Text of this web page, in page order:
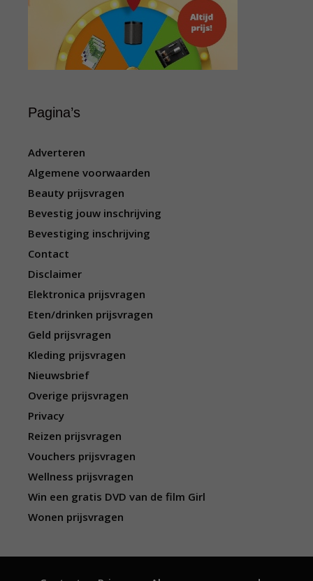
Pagina’s
Adverteren
Algemene voorwaarden
Beauty prijsvragen
Bevestig jouw inschrijving
Bevestiging inschrijving
Contact
Disclaimer
Elektronica prijsvragen
Eten/drinken prijsvragen
Geld prijsvragen
Kleding prijsvragen
Nieuwsbrief
Overige prijsvragen
Privacy
Reizen prijsvragen
Vouchers prijsvragen
Wellness prijsvragen
Win een gratis DVD van de film Girl
Wonen prijsvragen